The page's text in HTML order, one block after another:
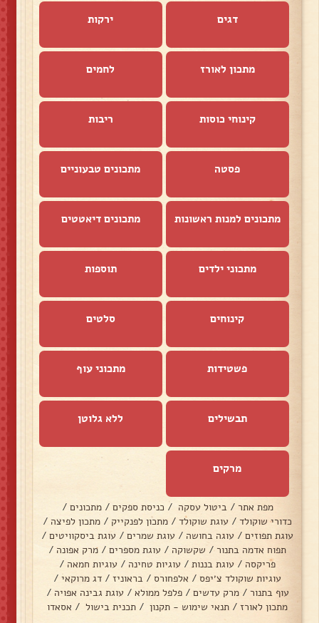
דגים ירקות
מתכון לאורז לחמים
קינוחי כוסות ריבות
פסטה מתכונים טבעוניים
מתכונים למנות ראשונות מתכונים דיאטטים
מתכוני ילדים תוספות
קינוחים סלטים
פשטידות מתכוני עוף
תבשילים ללא גלוטן
מרקים
מפת אתר / ביטול עסקה / כניסת ספקים / מתכונים /
כדורי שוקולד / עוגת שוקולד / מתכון לפנקייק / מתכון לפיצה /
עוגת תפוזים / עוגה בחושה / עוגת שמרים / עוגת ביסקוויטים /
תפוח אדמה בתנור / שקשוקה / עוגת מספרים / מרק אפונה /
פריקסה / עוגת בננות / עוגיות טחינה / עוגיות חמאה /
עוגיות שוקולד צ׳יפס / אלפחורס / בראוניז / דג מרוקאי /
עוף בתנור / מרק עדשים / פלפל ממולא / עוגת גבינה אפויה /
מתכון לאורז / תנאי שימוש - תקנון / תכנית בישול / אסאדו